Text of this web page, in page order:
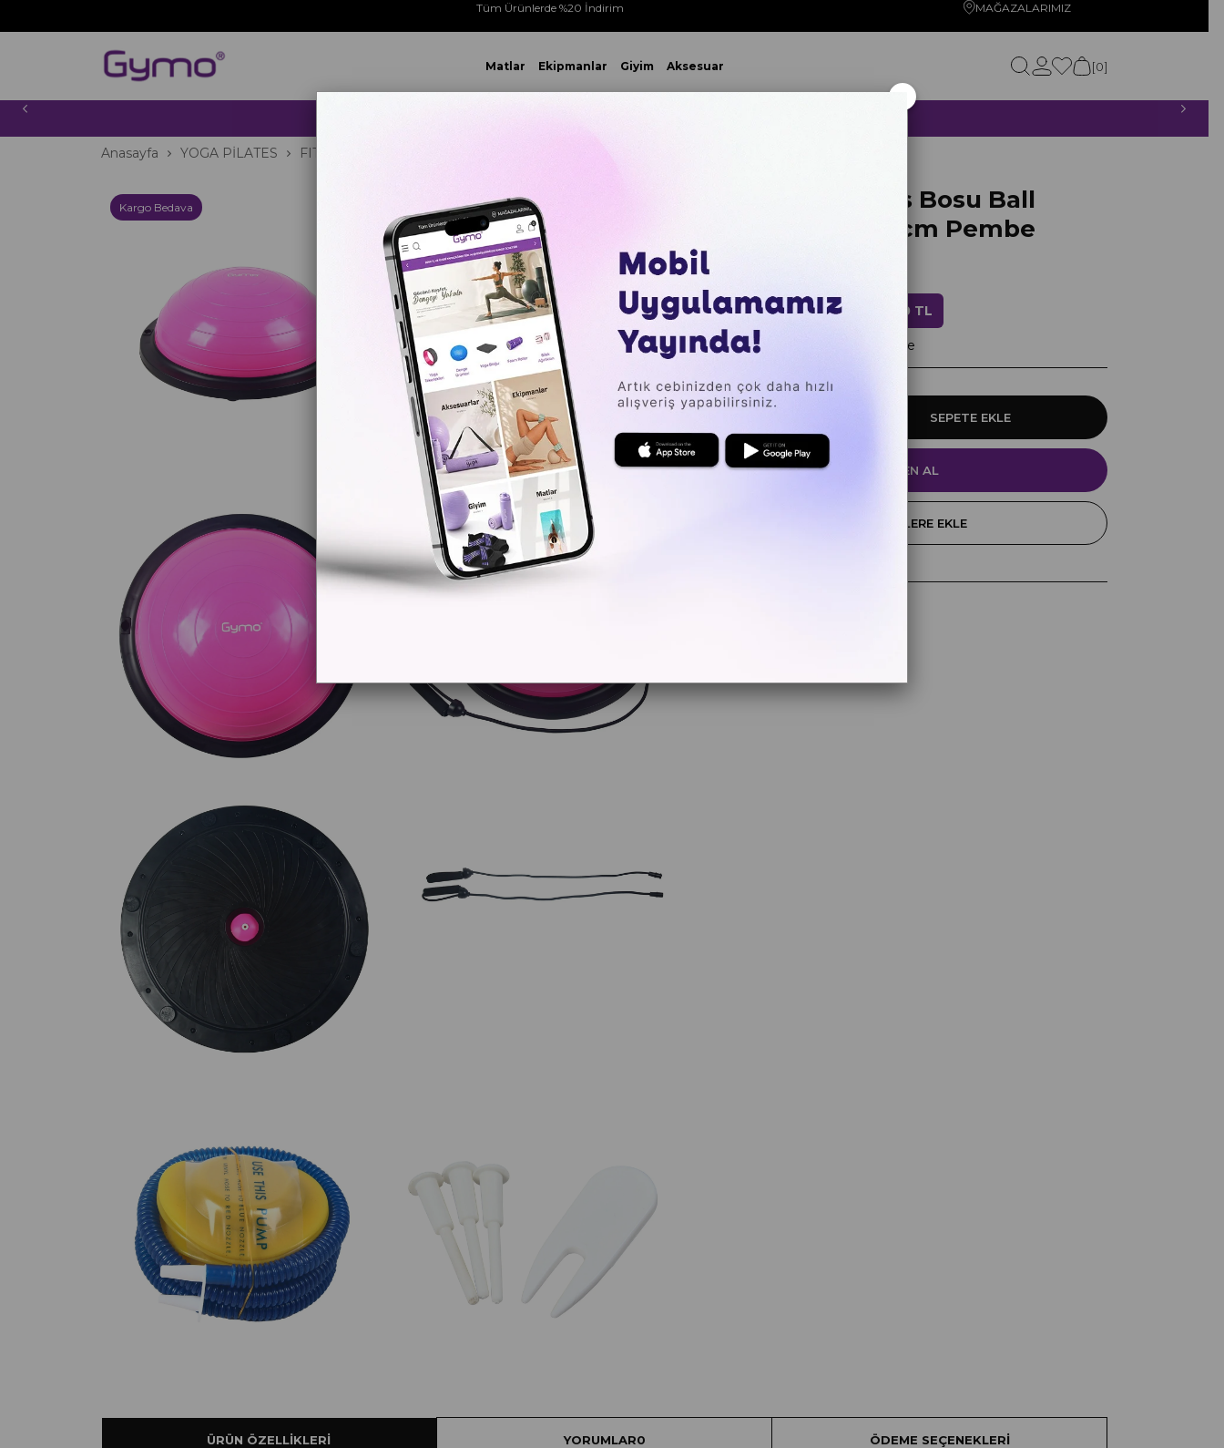
Tüm Ürünlerde %20 İndirim MAĞAZALARIMIZ
Matlar Ekipmanlar Giyim Aksesuar 0
Anasayfa YOGA PİLATES FITNESS
Kargo Bedava
Gymo Pro Series Bosu Ball
Denge Topu 46cm Pembe
₺2.299,00
Sepette %20 İndirim 1.839,20 TL
₺441,60 `den başlayan taksitlerle
FAVORILERE EKLE
ÜRÜN ÖZELLIKLERI YORUMLAR0 ÖDEME SEÇENEKLERI